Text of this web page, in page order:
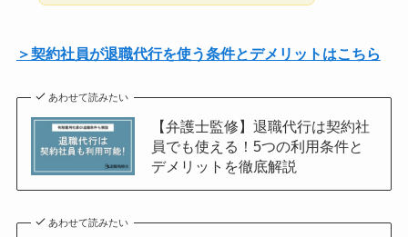
＞契約社員が退職代行を使う条件とデメリットはこちら
あわせて読みたい
【弁護士監修】退職代行は契約社
員でも使える！5つの利用条件と
デメリットを徹底解説
あわせて読みたい